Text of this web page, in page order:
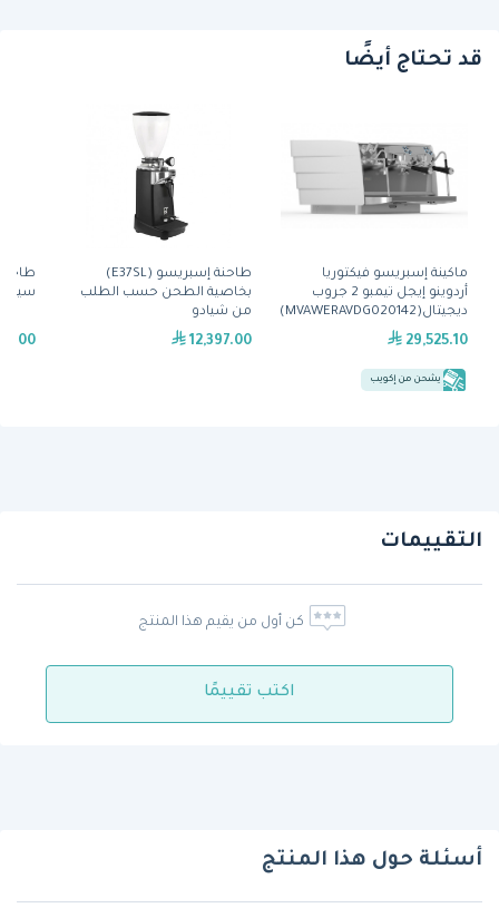
قد تحتاج أيضًا
ماكينة إسبريسو فيكتوريا
أردوينو إيجل تيمبو 2 جروب
ديجيتال(MVAWERAVDG020142)
29,525.10
يشحن من إكويب
طاحنة إسبريسو (E37SL)
بخاصية الطحن حسب الطلب
من شيادو
12,397.00
التقييمات
كن أول من يقيم هذا المنتج
اكتب تقييمًا
أسئلة حول هذا المنتج